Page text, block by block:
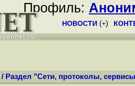
Профиль:
НОВОСТИ (+)
/ Раздел "Сети, протоколы,